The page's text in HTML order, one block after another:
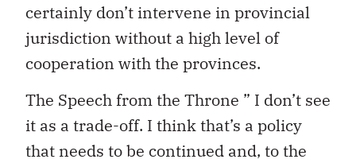
certainly don’t intervene in provincial
jurisdiction without a high level of
cooperation with the provinces.
The Speech from the Throne ” I don’t see
it as a trade-off. I think that’s a policy
that needs to be continued and, to the